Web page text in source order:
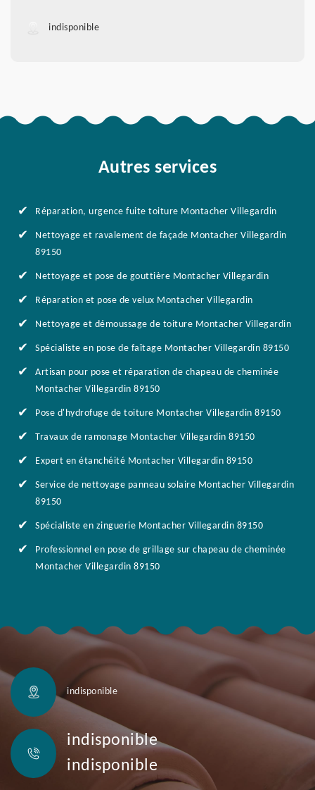
indisponible
Autres services
Réparation, urgence fuite toiture Montacher Villegardin
Nettoyage et ravalement de façade Montacher Villegardin
89150
Nettoyage et pose de gouttière Montacher Villegardin
Réparation et pose de velux Montacher Villegardin
Nettoyage et démoussage de toiture Montacher Villegardin
Spécialiste en pose de faîtage Montacher Villegardin 89150
Artisan pour pose et réparation de chapeau de cheminée
Montacher Villegardin 89150
Pose d'hydrofuge de toiture Montacher Villegardin 89150
Travaux de ramonage Montacher Villegardin 89150
Expert en étanchéité Montacher Villegardin 89150
Service de nettoyage panneau solaire Montacher Villegardin
89150
Spécialiste en zinguerie Montacher Villegardin 89150
Professionnel en pose de grillage sur chapeau de cheminée
Montacher Villegardin 89150
indisponible
indisponible
indisponible